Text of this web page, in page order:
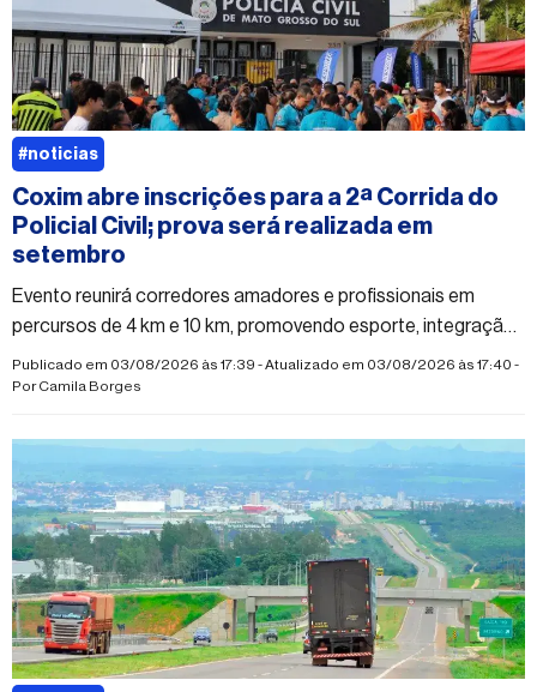
Coxim abre inscrições para a 2ª Corrida do
Policial Civil; prova será realizada em
setembro
Evento reunirá corredores amadores e profissionais em
percursos de 4 km e 10 km, promovendo esporte, integração
e qualidade de vida
Publicado em 03/08/2026 às 17:39 - Atualizado em 03/08/2026 às 17:40 -
PorCamila Borges
#noticias